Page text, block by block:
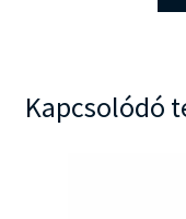
Kapcsolódó